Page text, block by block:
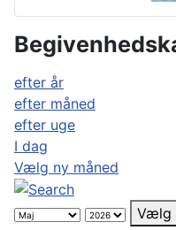
efter år
efter måned
efter uge
I dag
Vælg ny måned
Vælg